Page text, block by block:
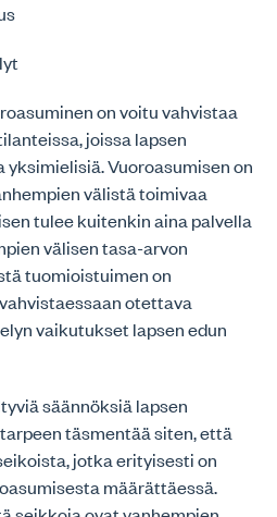
on voitu vahvistaa
joissa lapsen
Vuoroasumisen on
välistä toimivaa
tulee kuitenkin aina palvella
välisen tasa-arvon
tuomioistuimen on
otettava
vaikutukset lapsen edun
säännöksiä lapsen
täsmentää siten, että
jotka erityisesti on
määrättäessä.